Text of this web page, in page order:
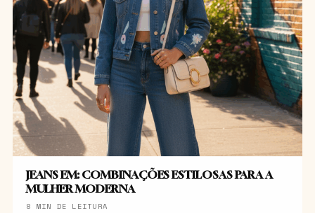
JEANS EM: COMBINAÇÕES ESTILOSAS PARA A
MULHER MODERNA
8 MIN DE LEITURA